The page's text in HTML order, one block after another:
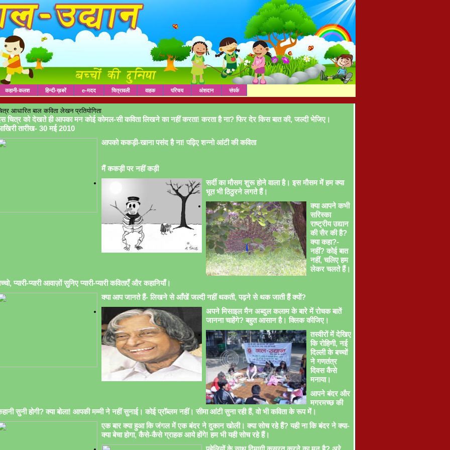
कहानी-कलश हिन्दी-ख़बरें e-मदद चित्रावली वाहक परिचय अंशदान संपर्क
आधारित बाल कविता लेखन प्रतियोगिता
चित्र को देखते ही आपका मन कोई कोमल-सी कविता लिखने का नहीं करता! करता है ना? फिर देर किस बात की, जल्दी भेजिए।
तारीख- 30 मई 2010
आपको ककड़ी-खाना पसंद है ना! पढ़िए शन्नो आंटी की कविता
मैं ककड़ी पर नहीं कड़ी
सर्दी का मौसम शुरू होने वाला है। इस मौसम में हम क्या
भूत भी ठिठुरने लगते हैं।
क्या आपने कभी
सरिस्का
राष्ट्रीय उद्यान
की सैर की है?
क्या कहा?-
नहीं? कोई बात
नहीं, चलिए हम
लेकर चलते हैं।
प्यारी-प्यारी आवाज़ों सुनिए प्यारी-प्यारी कविताएँ और कहानियाँ।
क्या आप जानते हैं- लिखने से आँखें जल्दी नहीं थकती, पढ़ने से थक जाती हैं क्यों?
अपने मिसाइल मैन अब्दुल कलाम के बारे में रोचक बातें
जानना चाहेंगे? बहुत आसान है। क्लिक कीजिए।
तस्वीरों में देखिए
कि रोहिणी, नई
दिल्ली के बच्चों
ने गणतंत्र
दिवस कैसे
मनाया।
आपने बंदर और
मगरमच्छ की
सुनी होगी? क्या बोला! आपकी मम्मी ने नहीं सुनाई। कोई प्रॉब्लम नहीं। सीमा आंटी सुना रही हैं, वो भी कविता के रूप में।
एक बार क्या हुआ कि जंगल में एक बंदर ने दुकान खोली। क्या सोच रहे हैं? यही ना कि बंदर ने क्या-
क्या बेचा होगा, कैसे-कैसे ग्राहक आये होंगे! हम भी यही सोच रहे हैं।